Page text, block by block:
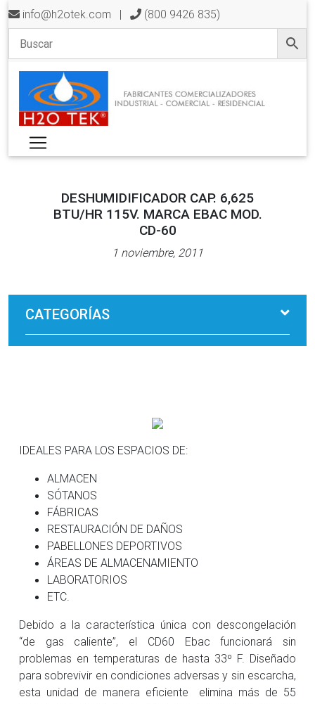
info@h2otek.com | (800 9426 835)
DESHUMIDIFICADOR CAP. 6,625
BTU/HR 115V. MARCA EBAC MOD.
CD-60
1 noviembre, 2011
CATEGORÍAS
IDEALES PARA LOS ESPACIOS DE:
ALMACEN
SÓTANOS
FÁBRICAS
RESTAURACIÓN DE DAÑOS
PABELLONES DEPORTIVOS
ÁREAS DE ALMACENAMIENTO
LABORATORIOS
ETC.
Debido a la característica única con descongelación
“de gas caliente”, el CD60 Ebac funcionará sin
problemas en temperaturas de hasta 33º F. Diseñado
para sobrevivir en condiciones adversas y sin escarcha,
esta unidad de manera eficiente elimina más de 55